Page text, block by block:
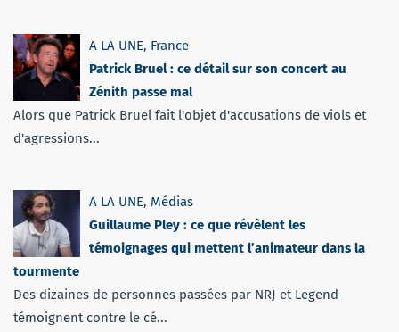
A LA UNE, France
Patrick Bruel : ce détail sur son concert au
Zénith passe mal
Alors que Patrick Bruel fait l'objet d'accusations de viols et
d'agressions...
A LA UNE, Médias
Guillaume Pley : ce que révèlent les
témoignages qui mettent l’animateur dans la
tourmente
Des dizaines de personnes passées par NRJ et Legend
témoignent contre le cé...